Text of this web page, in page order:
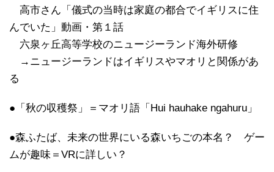
高市さん「儀式の当時は家庭の都合でイギリスに住
んでいた」動画・第１話
六泉ヶ丘高等学校のニュージーランド海外研修
→ニュージーランドはイギリスやマオリと関係があ
る
●「秋の収穫祭」＝マオリ語「Hui hauhake ngahuru」
●森ふたば、未来の世界にいる森いちごの本名？ ゲー
ムが趣味＝VRに詳しい？